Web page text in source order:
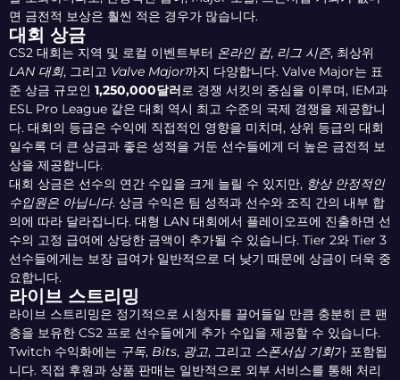
면 금전적 보상은 훨씬 적은 경우가 많습니다.
대회 상금
CS2 대회는 지역 및 로컬 이벤트부터 온라인 컵, 리그 시즌, 최상위
LAN 대회, 그리고 Valve Major까지 다양합니다. Valve Major는 표
준 상금 규모인 1,250,000달러 로 경쟁 서킷의 중심을 이루며, IEM과
ESL Pro League 같은 대회 역시 최고 수준의 국제 경쟁을 제공합니
다. 대회의 등급은 수익에 직접적인 영향을 미치며, 상위 등급의 대회
일수록 더 큰 상금과 좋은 성적을 거둔 선수들에게 더 높은 금전적 보
상을 제공합니다.
대회 상금은 선수의 연간 수입을 크게 늘릴 수 있지만, 항상 안정적인
수입원은 아닙니다. 상금 수익은 팀 성적과 선수와 조직 간의 내부 합
의에 따라 달라집니다. 대형 LAN 대회에서 플레이오프에 진출하면 선
수의 고정 급여에 상당한 금액이 추가될 수 있습니다. Tier 2와 Tier 3
선수들에게는 보장 급여가 일반적으로 더 낮기 때문에 상금이 더욱 중
요합니다.
라이브 스트리밍
라이브 스트리밍은 정기적으로 시청자를 끌어들일 만큼 충분히 큰 팬
층을 보유한 CS2 프로 선수들에게 추가 수입을 제공할 수 있습니다.
Twitch 수익화에는 구독, Bits, 광고, 그리고 스폰서십 기회가 포함됩
니다. 직접 후원과 상품 판매는 일반적으로 외부 서비스를 통해 처리